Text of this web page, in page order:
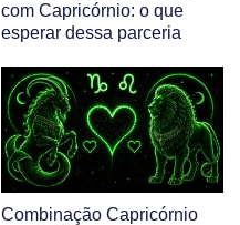
com Capricórnio: o que
esperar dessa parceria
Combinação Capricórnio